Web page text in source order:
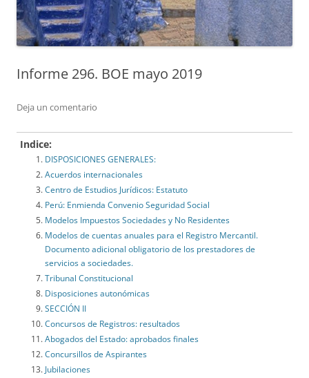
Informe 296. BOE mayo 2019
Deja un comentario
Indice:
DISPOSICIONES GENERALES:
Acuerdos internacionales
Centro de Estudios Jurídicos: Estatuto
Perú: Enmienda Convenio Seguridad Social
Modelos Impuestos Sociedades y No Residentes
Modelos de cuentas anuales para el Registro Mercantil.
Documento adicional obligatorio de los prestadores de
servicios a sociedades.
Tribunal Constitucional
Disposiciones autonómicas
SECCIÓN II
Concursos de Registros: resultados
Abogados del Estado: aprobados finales
Concursillos de Aspirantes
Jubilaciones